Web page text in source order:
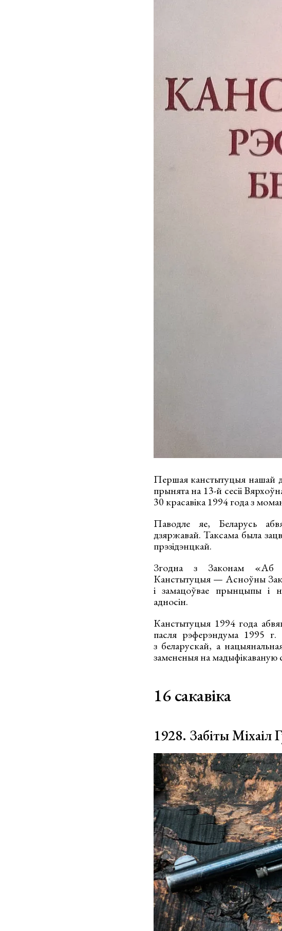
Першая канстытуцыя нашай
прынята на 13-й сесіі
30 красавіка 1994 года з
Паводле яе, Беларусь
дзяржавай. Таксама была
прэзідэнцкай.
Згодна з Законам «Аб
Канстытуцыя — Асноўны
і замацоўвае прынцыпы і
адносін.
Канстытуцыя 1994 года
пасля рэферэндума 1995
з беларускай, а
замененыя на мадыфікаваную
16 сакавіка
1928. Забіты Міхаіл